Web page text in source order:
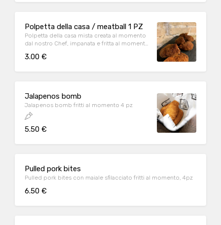
Polpetta della casa / meatball 1 PZ
Polpetta della casa mista creata al momento
dal nostro Chef, impanata e fritta al momento
3.00 €
Jalapenos bomb
Jalapenos bomb fritti al momento 4 pz
5.50 €
Pulled pork bites
Pulled pork bites con maiale sfilacciato fritti al momento, 4pz
6.50 €